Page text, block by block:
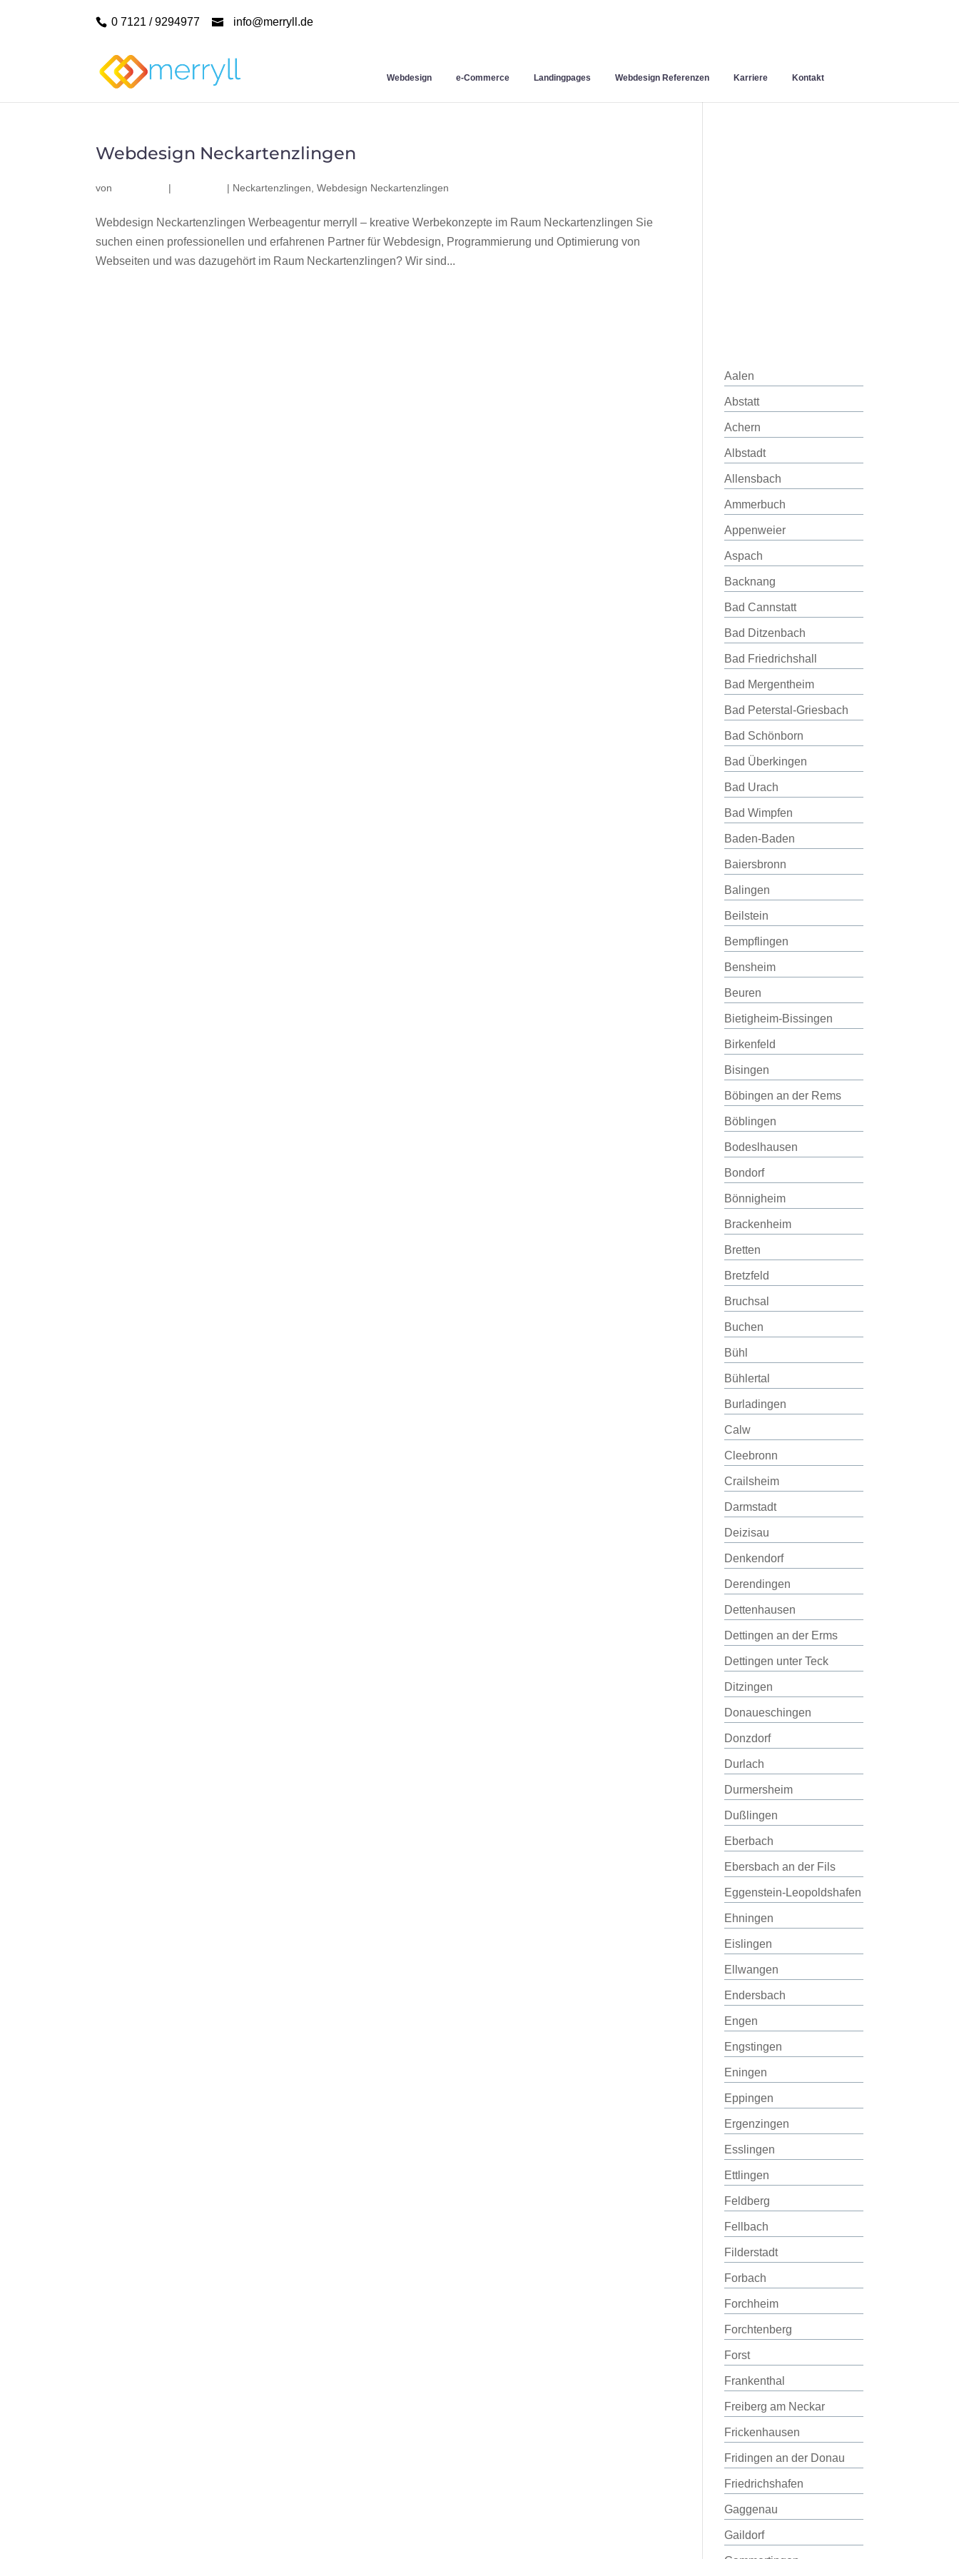
0 7121 / 9294977 info@merryll.de
Webdesign e-Commerce Landingpages Webdesign Referenzen Karriere Kontakt
Webdesign Neckartenzlingen
von | | Neckartenzlingen ,Webdesign Neckartenzlingen
Webdesign Neckartenzlingen Werbeagentur merryll – kreative Werbekonzepte im Raum Neckartenzlingen Sie
suchen einen professionellen und erfahrenen Partner für Webdesign, Programmierung und Optimierung von
Webseiten und was dazugehört im Raum Neckartenzlingen? Wir sind...
Aalen
Abstatt
Achern
Albstadt
Allensbach
Ammerbuch
Appenweier
Aspach
Backnang
Bad Cannstatt
Bad Ditzenbach
Bad Friedrichshall
Bad Mergentheim
Bad Peterstal-Griesbach
Bad Schönborn
Bad Überkingen
Bad Urach
Bad Wimpfen
Baden-Baden
Baiersbronn
Balingen
Beilstein
Bempflingen
Bensheim
Beuren
Bietigheim-Bissingen
Birkenfeld
Bisingen
Böbingen an der Rems
Böblingen
Bodeslhausen
Bondorf
Bönnigheim
Brackenheim
Bretten
Bretzfeld
Bruchsal
Buchen
Bühl
Bühlertal
Burladingen
Calw
Cleebronn
Crailsheim
Darmstadt
Deizisau
Denkendorf
Derendingen
Dettenhausen
Dettingen an der Erms
Dettingen unter Teck
Ditzingen
Donaueschingen
Donzdorf
Durlach
Durmersheim
Dußlingen
Eberbach
Ebersbach an der Fils
Eggenstein-Leopoldshafen
Ehningen
Eislingen
Ellwangen
Endersbach
Engen
Engstingen
Eningen
Eppingen
Ergenzingen
Esslingen
Ettlingen
Feldberg
Fellbach
Filderstadt
Forbach
Forchheim
Forchtenberg
Forst
Frankenthal
Freiberg am Neckar
Frickenhausen
Fridingen an der Donau
Friedrichshafen
Gaggenau
Gaildorf